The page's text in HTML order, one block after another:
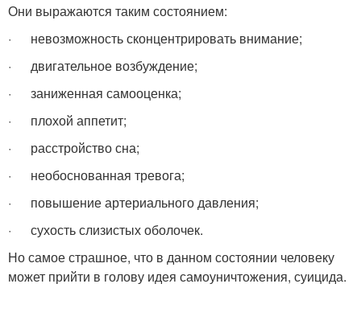
Они выражаются таким состоянием:
· невозможность сконцентрировать внимание;
· двигательное возбуждение;
· заниженная самооценка;
· плохой аппетит;
· расстройство сна;
· необоснованная тревога;
· повышение артериального давления;
· сухость слизистых оболочек.
Но самое страшное, что в данном состоянии человеку
может прийти в голову идея самоуничтожения, суицида.